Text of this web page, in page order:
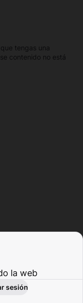
que tengas una
contenido no está
la web
sesión